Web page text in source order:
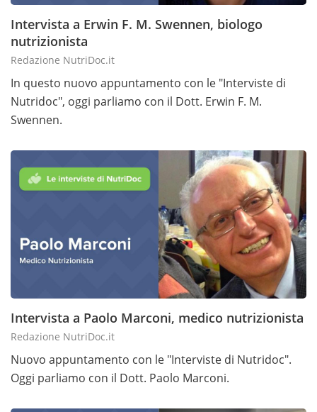
Intervista a Erwin F. M. Swennen, biologo
nutrizionista
Redazione NutriDoc.it
In questo nuovo appuntamento con le "Interviste di
Nutridoc", oggi parliamo con il Dott. Erwin F. M.
Swennen.
Intervista a Paolo Marconi, medico nutrizionista
Redazione NutriDoc.it
Nuovo appuntamento con le "Interviste di Nutridoc".
Oggi parliamo con il Dott. Paolo Marconi.